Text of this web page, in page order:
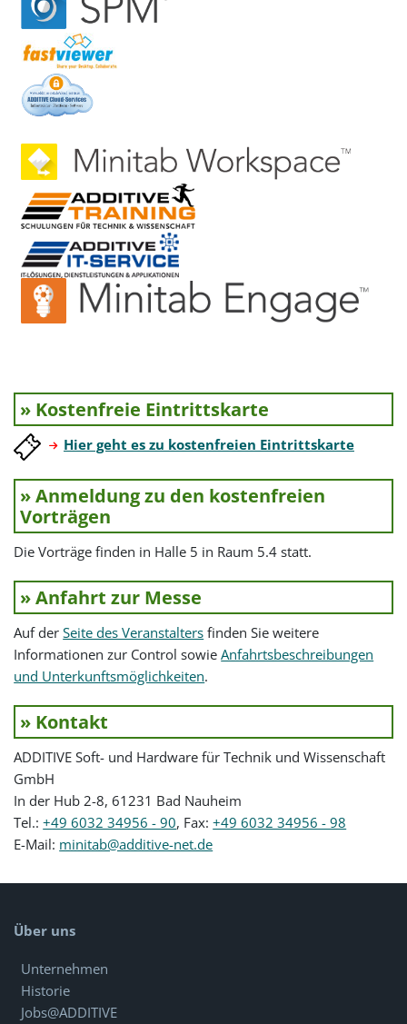
» Kostenfreie Eintrittskarte
Hier geht es zu kostenfreien Eintrittskarte
» Anmeldung zu den kostenfreien
Vorträgen
Die Vorträge finden in Halle 5 in Raum 5.4 statt.
» Anfahrt zur Messe
Auf derSeite des Veranstalters finden Sie weitere
Informationen zur Control sowieAnfahrtsbeschreibungen
und Unterkunftsmöglichkeiten.
» Kontakt
ADDITIVE Soft- und Hardware für Technik und Wissenschaft
GmbH
In der Hub 2-8, 61231 Bad Nauheim
Tel.:+49 6032 34956 - 90, Fax:+49 6032 34956 - 98
E-Mail: minitab@additive-net.de
Über uns
Unternehmen
Historie
Jobs@ADDITIVE